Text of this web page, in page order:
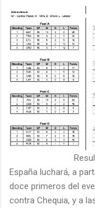
España luchará, a
doce primeros del
contra Chequia, y a